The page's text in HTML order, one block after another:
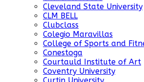
Cleveland State University
CLM BELL
Clubclass
Colegio Maravillas
College of Sports and
Conestoga
Courtauld Institute of Art
Coventry University
Curtin University